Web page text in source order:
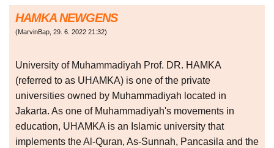
HAMKA NEWGENS
(MarvinBap, 29. 6. 2022 21:32)
University of Muhammadiyah Prof. DR. HAMKA
(referred to as UHAMKA) is one of the private
universities owned by Muhammadiyah located in
Jakarta. As one of Muhammadiyah's movements in
education, UHAMKA is an Islamic university that
implements the Al-Quran, As-Sunnah, Pancasila and the